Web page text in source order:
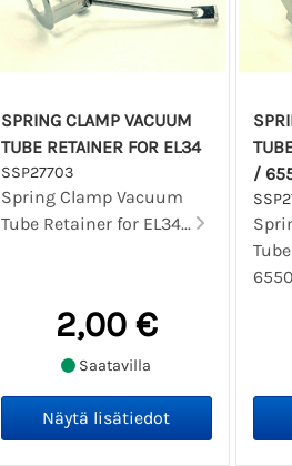
SPRING CLAMP VACUUM
TUBE RETAINER FOR EL34
SSP27703
Spring Clamp Vacuum
Tube Retainer for EL34...
2,00 €
Saatavilla
/